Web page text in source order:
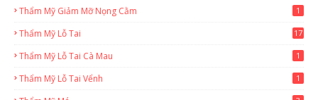
Thẩm Mỹ Giảm Mỡ Nọng Cằm 1
Thẩm Mỹ Lỗ Tai 17
Thẩm Mỹ Lỗ Tai Cà Mau 1
Thẩm Mỹ Lỗ Tai Vểnh 1